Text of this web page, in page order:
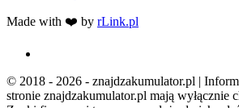
Made with ❤️ by rLink.pl
© 2018 - 2026 - znajdzakumulator.pl |
stronie znajdzakumulator.pl mają wyłącznie